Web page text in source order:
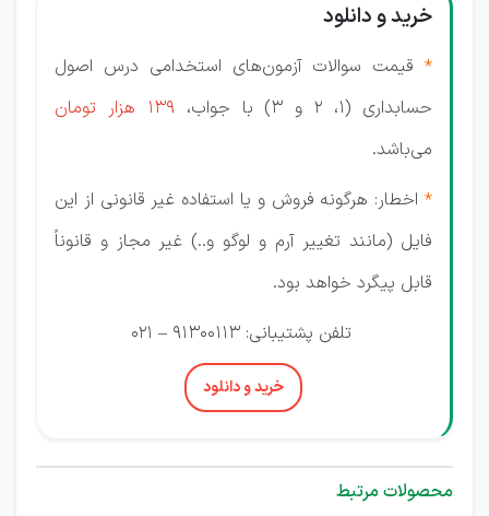
خرید و دانلود
* قیمت سوالات آزمون‌‌های استخدامی درس اصول
حسابداری (1، 2 و 3) با جواب،
139 هزار تومان
می‌باشد.
* اخطار: هرگونه فروش و یا استفاده غیر قانونی از این
فایل (مانند تغییر آرم و لوگو و..) غیر مجاز و قانوناً
قابل پیگرد خواهد بود.
تلفن پشتیبانی: 91300113 – 021
خرید و دانلود
محصولات مرتبط